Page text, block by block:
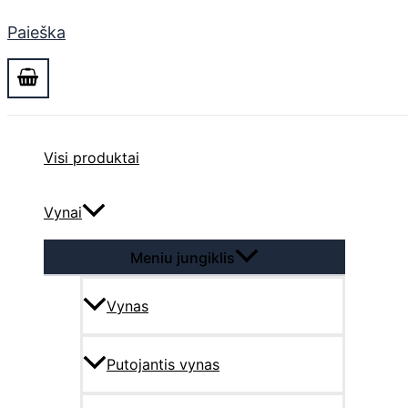
Paieška
Visi produktai
Vynai
Meniu jungiklis
Vynas
Putojantis vynas